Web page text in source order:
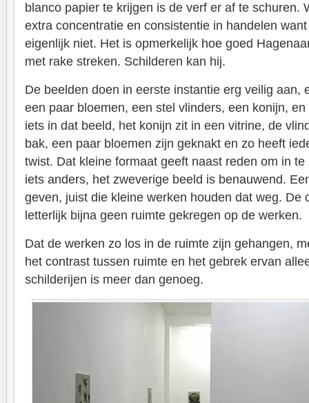
blanco papier te krijgen is de verf er af te schuren.
extra concentratie en consistentie in handelen
eigenlijk niet. Het is opmerkelijk hoe goed
met rake streken. Schilderen kan hij.
De beelden doen in eerste instantie erg veilig aan,
een paar bloemen, een stel vlinders, een konijn,
iets in dat beeld, het konijn zit in een vitrine, de
bak, een paar bloemen zijn geknakt en zo heeft
twist. Dat kleine formaat geeft naast reden om in
iets anders, het zweverige beeld is benauwend.
geven, juist die kleine werken houden dat weg. De
letterlijk bijna geen ruimte gekregen op de werken.
Dat de werken zo los in de ruimte zijn gehangen,
het contrast tussen ruimte en het gebrek ervan
schilderijen is meer dan genoeg.